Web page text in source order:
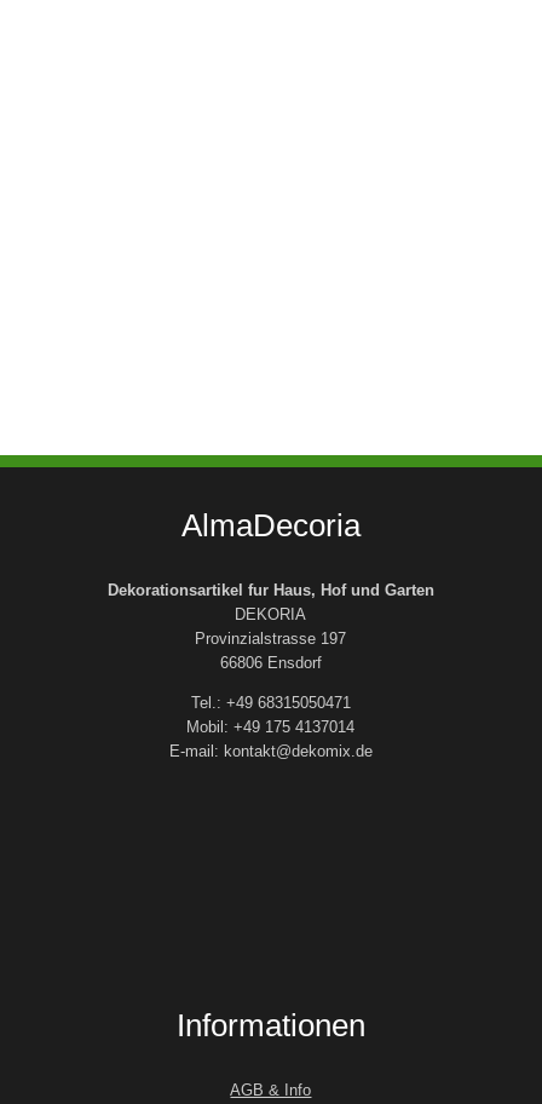
AlmaDecoria
Dekorationsartikel fur Haus, Hof und Garten
DEKORIA
Provinzialstrasse 197
66806 Ensdorf
Tel.: +49 68315050471
Mobil: +49 175 4137014
E-mail: kontakt@dekomix.de
Informationen
AGB & Info